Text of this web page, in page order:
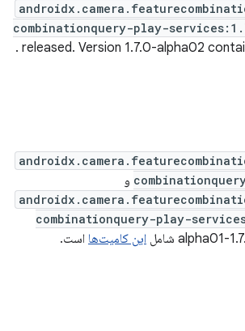
combinationquery-play-
released. Version 1.7.0-alpha02
.
و
combinationquery-play-
این کامیت‌ها است.